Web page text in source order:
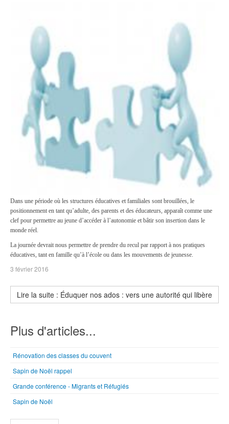
Dans une période où les structures éducatives et familiales sont brouillées, le
positionnement en tant qu’adulte, des parents et des éducateurs, apparaît comme une
clef pour permettre au jeune d’accéder à l’autonomie et bâtir son insertion dans le
monde réel.
La journée devrait nous permettre de prendre du recul par rapport à nos pratiques
éducatives, tant en famille qu’à l’école ou dans les mouvements de jeunesse.
3 février 2016
Lire la suite : Éduquer nos ados : vers une autorité qui libère
Plus d'articles...
Rénovation des classes du couvent
Sapin de Noël rappel
Grande conférence - Migrants et Réfugiés
Sapin de Noël